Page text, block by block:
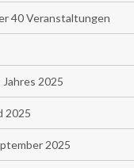
40 Veranstaltungen
2025
2025
2025